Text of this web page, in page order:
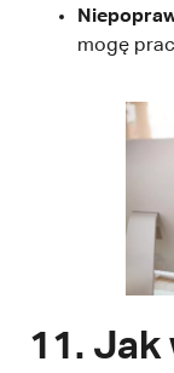
mogę
11. Jak